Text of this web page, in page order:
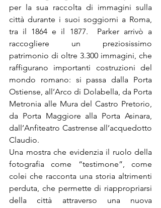
per la sua raccolta di immagini sulla
città durante i suoi soggiorni a Roma,
tra il 1864 e il 1877.  Parker arrivò a
raccogliere un preziosissimo
patrimonio di oltre 3.300 immagini, che
raffigurano importanti costruzioni del
mondo romano: si passa dalla Porta
Ostiense, all’Arco di Dolabella, da Porta
Metronia alle Mura del Castro Pretorio,
da Porta Maggiore alla Porta Asinara,
dall’Anfiteatro Castrense all’acquedotto
Claudio.
Una mostra che evidenzia il ruolo della
fotografia come “testimone”, come
colei che racconta una storia altrimenti
perduta, che permette di riappropriarsi
della città attraverso una nuova